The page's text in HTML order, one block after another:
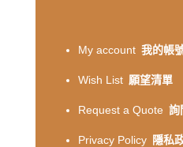
My account 我的帳
Wish List 願望清單
Request a Quote 詢
Privacy Policy 隱私